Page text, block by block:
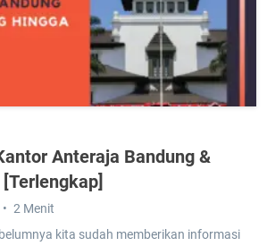
Anteraja Bandung &
kita sudah memberikan informasi
2 Menit